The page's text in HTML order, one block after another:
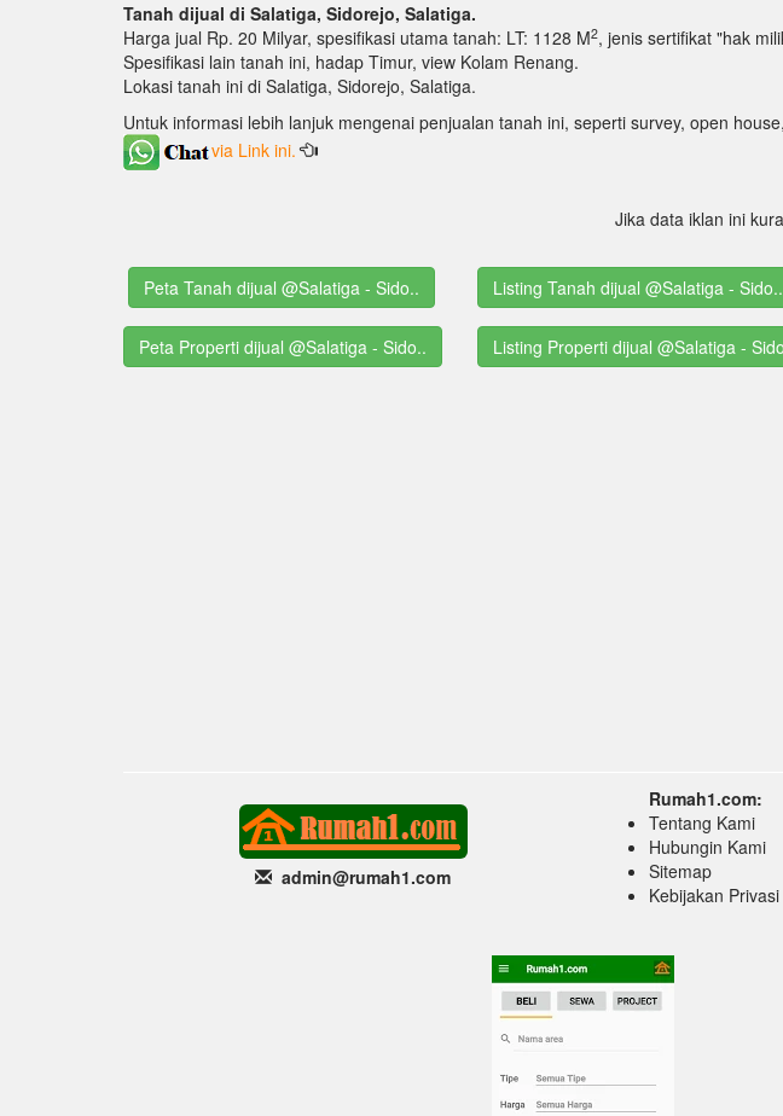
Tanah dijual di Salatiga, Sidorejo, Salatiga.
Harga jual Rp. 20 Milyar, spesifikasi utama tanah: LT: 1128 M2, jenis sertifikat "hak
Spesifikasi lain tanah ini, hadap Timur, view Kolam Renang.
Lokasi tanah ini di Salatiga, Sidorejo, Salatiga.
Untuk informasi lebih lanjuk mengenai penjualan tanah ini, seperti survey, open
via Link ini.
Jika data iklan ini
Peta Tanah dijual @Salatiga - Sido.. Listing Tanah dijual @Salatiga - Sido..
Peta Properti dijual @Salatiga - Sido.. Listing Properti dijual @Salatiga -
admin@rumah1.com
Rumah1.com:
Tentang Kami
Hubungin Kami
Sitemap
Kebijakan Privasi